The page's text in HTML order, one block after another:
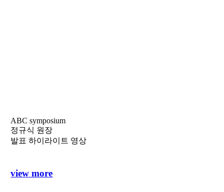
ABC symposium
정규식 원장
발표 하이라이트 영상
view more